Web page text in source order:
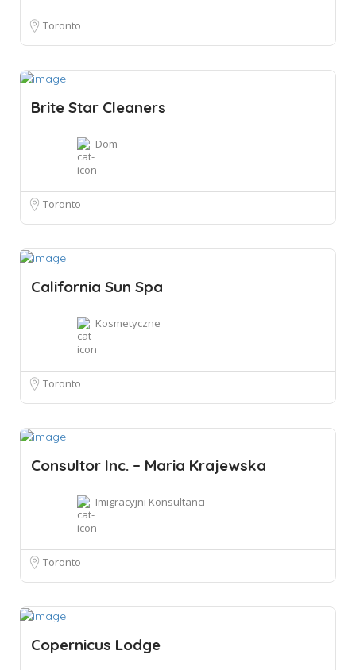
Toronto
Brite Star Cleaners
Dom
Toronto
California Sun Spa
Kosmetyczne
Toronto
Consultor Inc. – Maria Krajewska
Imigracyjni Konsultanci
Toronto
Copernicus Lodge